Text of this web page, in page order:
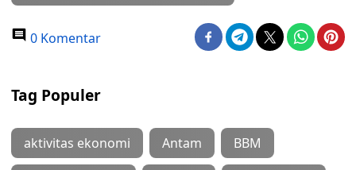
0 Komentar
Tag Populer
aktivitas ekonomi Antam BBM